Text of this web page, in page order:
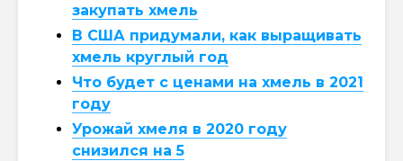
закупать хмель
В США придумали, как выращивать
хмель круглый год
Что будет с ценами на хмель в 2021
году
Урожай хмеля в 2020 году
снизился на 5